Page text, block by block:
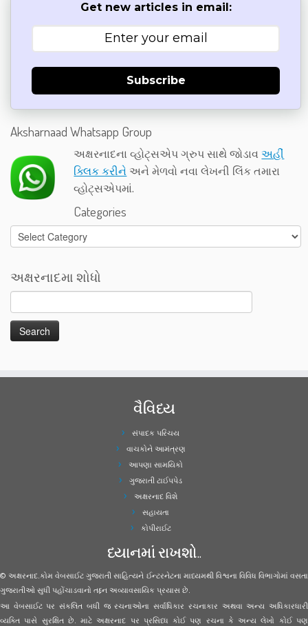
Get new articles in email:
Subscribe
Aksharnaad Whatsapp Group
અક્ષરનાદના વ્હોટ્સએપ ગ્રુપ સાથે જોડાવઅહીં
ક્લિક કરીને અને મેળવો નવા લેખની લિંક તમારા
વ્હોટ્સએપમાં.
Categories
Categories
અક્ષરનાદમા શોધો
વૈવિધ્ય
સંપાદક પરિચય
વાચકોને આમંત્રણ
આપણા સામયિકો
ગુજરાતી ટાઈપપેડ
અક્ષરનાદ વિશે
સહાયતા
કોપીરાઈટ
ધ્યાનમાં રાખશો..
© અક્ષરનાદ.કોમ વેબસાઈટ ગુજરાતી સાહિત્યને ઈન્ટરનેટના માધ્યમથી વિશ્વના વિવિધ વિભાગોમાં વસતા
ગુજરાતીઓ સુધી પહોંચાડવાનો તદ્દન અવ્યાવસાયિક પ્રયાસ છે.
આ વેબસાઈટ પર સંકલિત બધી જ રચનાઓના સર્વાધિકાર રચનાકાર અથવા અન્ય અધિકારધારી
વ્યક્તિ પાસે સુરક્ષિત છે. માટે અક્ષરનાદ પર પ્રસિધ્ધ કોઈ પણ રચના કે અન્ય લેખો કોઈ પણ